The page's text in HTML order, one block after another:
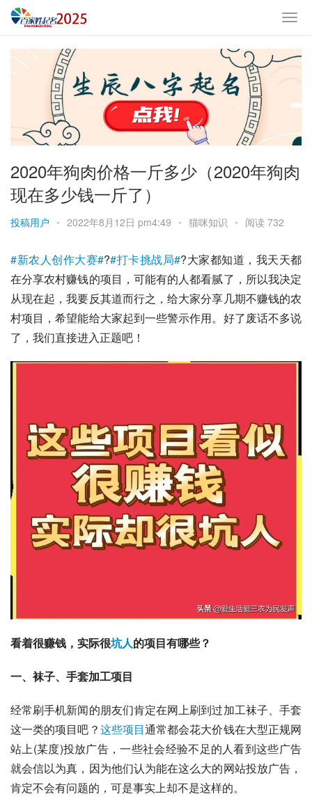
2020年狗肉价格一斤多少（2020年狗肉
现在多少钱一斤了）
投稿用户 • 2022年8月12日 pm4:49 • 猫咪知识 • 阅读 732
#新农人创作大赛#?#打卡挑战局#?大家都知道，我天天都
在分享农村赚钱的项目，可能有的人都看腻了，所以我决定
从现在起，我要反其道而行之，给大家分享几期不赚钱的农
村项目，希望能给大家起到一些警示作用。好了废话不多说
了，我们直接进入正题吧！
看着很赚钱，实际很坑人的项目有哪些？
一、袜子、手套加工项目
经常刷手机新闻的朋友们肯定在网上刷到过加工袜子、手套
这一类的项目吧？这些项目通常都会花大价钱在大型正规网
站上(某度)投放广告，一些社会经验不足的人看到这些广告
就会信以为真，因为他们认为能在这么大的网站投放广告，
肯定不会有问题的，可是事实上却不是这样的。